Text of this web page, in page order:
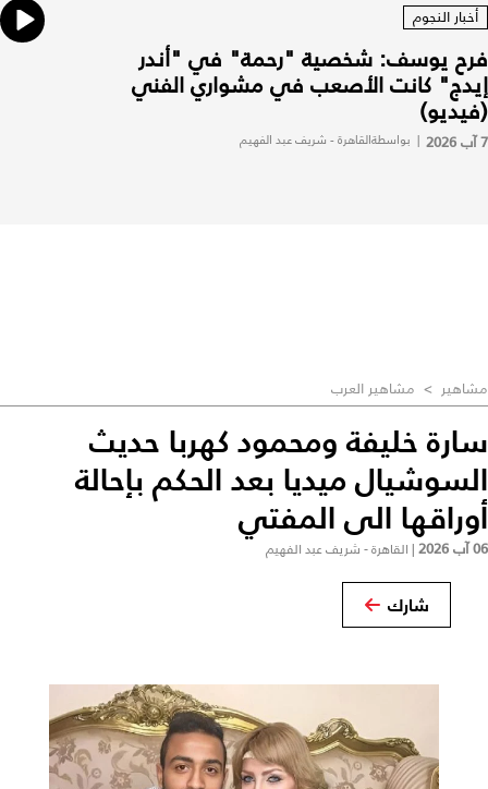
أخبار النجوم
فرح يوسف: شخصية "رحمة" في "أندر
إيدج" كانت الأصعب في مشواري الفني
(فيديو)
7 آب 2026 | بواسطةالقاهرة - شريف عبد الفهيم
مشاهير > مشاهير العرب
سارة خليفة ومحمود كهربا حديث
السوشيال ميديا بعد الحكم بإحالة
أوراقها الى المفتي
06 آب 2026 | القاهرة - شريف عبد الفهيم
شارك